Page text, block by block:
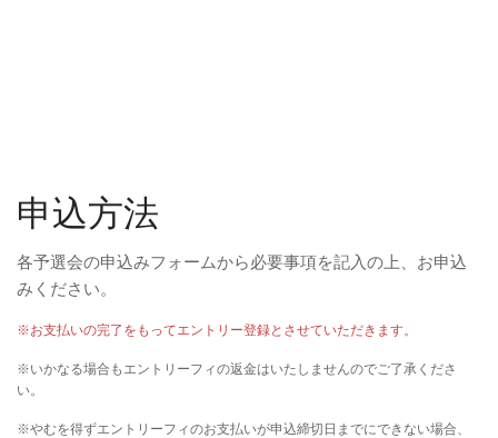
申込方法
各予選会の申込みフォームから必要事項を記入の上、お申込
みください。
※お支払いの完了をもってエントリー登録とさせていただきます。
※いかなる場合もエントリーフィの返金はいたしませんのでご了承くださ
い。
※やむを得ずエントリーフィのお支払いが申込締切日までにできない場合、